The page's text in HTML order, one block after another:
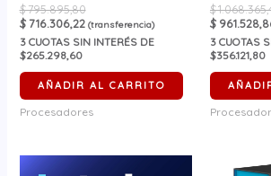
$795.895,80
$716.306,22 (transferencia)
3CUOTAS SIN INTERÉS DE
$265.298,60
AÑADIR AL CARRITO
Procesadores
$
$
3 CUOTAS
$356.121,80